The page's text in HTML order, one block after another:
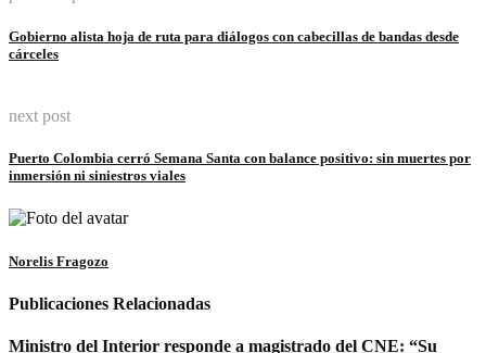
Gobierno alista hoja de ruta para diálogos con cabecillas de bandas desde
cárceles
next post
Puerto Colombia cerró Semana Santa con balance positivo: sin muertes por
inmersión ni siniestros viales
Norelis Fragozo
Publicaciones Relacionadas
Ministro del Interior responde a magistrado del CNE: “Su